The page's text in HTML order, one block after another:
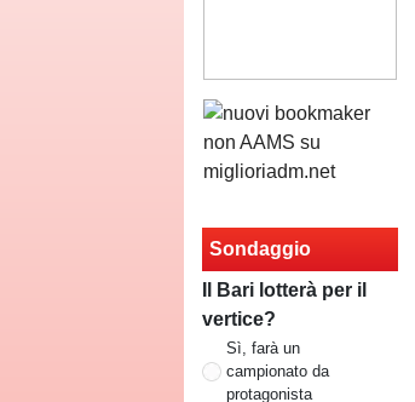
Sondaggio
Il Bari lotterà per il
vertice?
Sì, farà un
campionato da
protagonista